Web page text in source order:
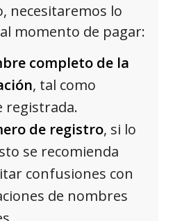
necesitaremos lo
momento de pagar:
completo de la
, tal como
registrada.
de registro, si lo
se recomienda
confusiones con
de nombres